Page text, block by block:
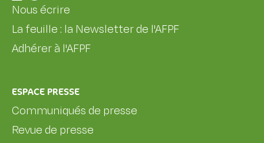
Nous écrire
La feuille : la Newsletter de l'AFPF
Adhérer à l'AFPF
ESPACE PRESSE
Communiqués de presse
Revue de presse